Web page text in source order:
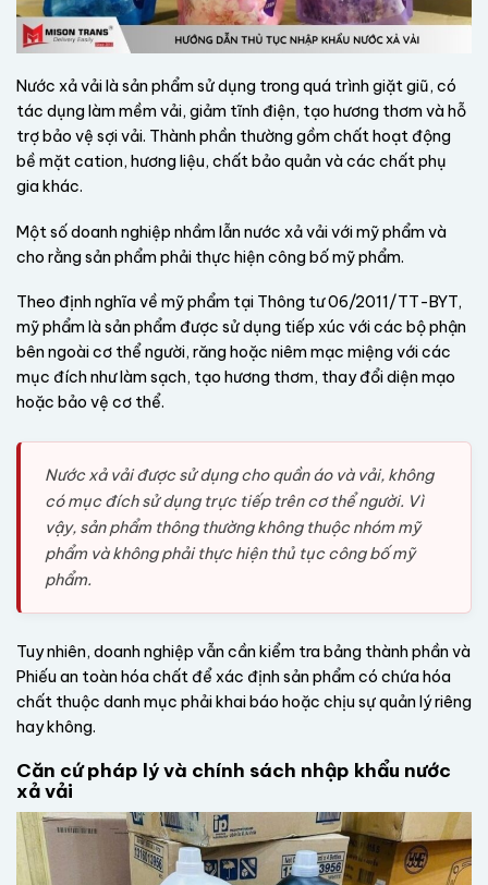
Nước xả vải là sản phẩm sử dụng trong quá trình giặt giũ, có
tác dụng làm mềm vải, giảm tĩnh điện, tạo hương thơm và hỗ
trợ bảo vệ sợi vải. Thành phần thường gồm chất hoạt động
bề mặt cation, hương liệu, chất bảo quản và các chất phụ
gia khác.
Một số doanh nghiệp nhầm lẫn nước xả vải với mỹ phẩm và
cho rằng sản phẩm phải thực hiện công bố mỹ phẩm.
Theo định nghĩa về mỹ phẩm tại Thông tư 06/2011/TT-BYT,
mỹ phẩm là sản phẩm được sử dụng tiếp xúc với các bộ phận
bên ngoài cơ thể người, răng hoặc niêm mạc miệng với các
mục đích như làm sạch, tạo hương thơm, thay đổi diện mạo
hoặc bảo vệ cơ thể.
Nước xả vải được sử dụng cho quần áo và vải, không
có mục đích sử dụng trực tiếp trên cơ thể người. Vì
vậy, sản phẩm thông thường không thuộc nhóm mỹ
phẩm và không phải thực hiện thủ tục công bố mỹ
phẩm.
Tuy nhiên, doanh nghiệp vẫn cần kiểm tra bảng thành phần và
Phiếu an toàn hóa chất để xác định sản phẩm có chứa hóa
chất thuộc danh mục phải khai báo hoặc chịu sự quản lý riêng
hay không.
Căn cứ pháp lý và chính sách nhập khẩu nước
xả vải